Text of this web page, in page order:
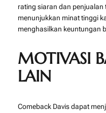
rating siaran dan
menunjukkan minat tinggi
menghasilkan keuntungan
MOTIVASI
LAIN
Comeback Davis dapat